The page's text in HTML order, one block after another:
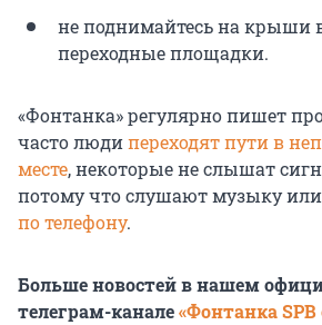
не поднимайтесь на крыши
переходные площадки.
«Фонтанка» регулярно пишет
часто людипереходят пути в
месте, некоторые не слышат
потому что слушают музыку или
по телефону.
Больше новостей в нашем
телеграм-канале«Фонтанка SPB